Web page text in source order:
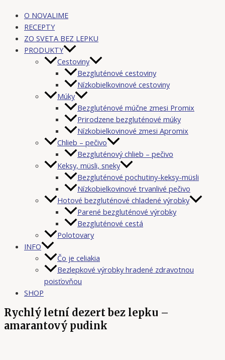
O NOVALIME
RECEPTY
ZO SVETA BEZ LEPKU
PRODUKTY
Cestoviny
Bezgluténové cestoviny
Nízkobielkovinové cestoviny
Múky
Bezgluténové múčne zmesi Promix
Prirodzene bezgluténové múky
Nízkobielkovinové zmesi Apromix
Chlieb – pečivo
Bezgluténový chlieb – pečivo
Keksy, müsli, sneky
Bezgluténové pochutiny-keksy-müsli
Nízkobielkovinové trvanlivé pečivo
Hotové bezgluténové chladené výrobky
Parené bezgluténové výrobky
Bezgluténové cestá
Polotovary
INFO
Čo je celiakia
Bezlepkové výrobky hradené zdravotnou
poisťovňou
SHOP
Rychlý letní dezert bez lepku –
amarantový pudink